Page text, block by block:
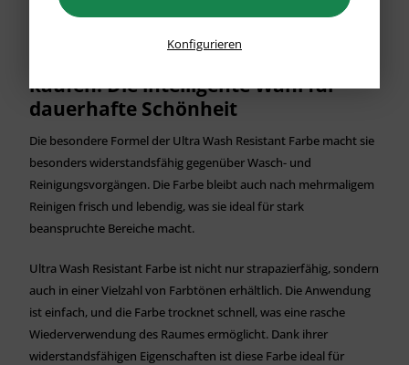
kaufen: Die intelligente Wahl für
dauerhafte Schönheit
Die besondere Formel der Ultra Wash Resistant Farbe macht sie
besonders widerstandsfähig gegenüber Wasch- und
Reinigungsvorgängen. Die Farbe bleibt auch nach mehrmaligem
Reinigen frisch und lebendig, was sie ideal für stark
beanspruchte Bereiche macht.
Ultra Wash Resistant Farbe ist nicht nur strapazierfähig, sondern
auch in einer Vielzahl von Farbtönen erhältlich. Die Anwendung
ist einfach, und die Farbe trocknet schnell, was eine rasche
Wiederverwendung des Raumes ermöglicht. Dank ihrer
widerstandsfähigen Eigenschaften ist diese Farbe ideal für
Konfigurieren